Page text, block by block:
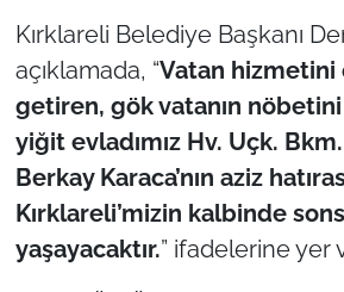
Kırklareli Belediye Başkanı
açıklamada, “Vatan hizmetini
getiren, gök vatanın
yiğit evladımız Hv. Uçk.
Berkay Karaca’nın aziz
Kırklareli’mizin kalbinde
yaşayacaktır.” ifadelerine yer